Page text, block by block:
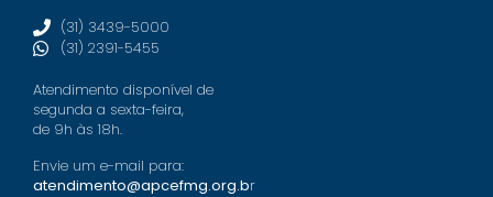
(31) 3439-5000
(31) 2391-5455
Atendimento disponível de
segunda a sexta-feira,
de 9h às 18h.
Envie um e-mail para:
atendimento@apcefmg.org.br